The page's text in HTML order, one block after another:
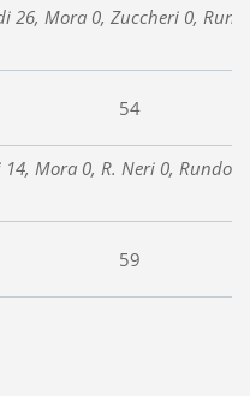
26, Mora 0, Zuccheri 0,
54
Mora 0, R. Neri 0, Rundo
59